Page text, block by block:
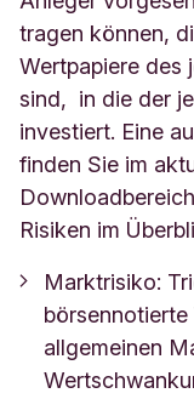
tragen können,
Wertpapiere des
sind, in die der
investiert. Eine
finden Sie im
Risiken im
Marktrisiko:
allgemeinen